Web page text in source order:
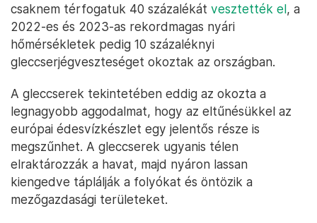
csaknem térfogatuk 40 százalékát vesztették el, a
2022-es és 2023-as rekordmagas nyári
hőmérsékletek pedig 10 százaléknyi
gleccserjégveszteséget okoztak az országban.
A gleccserek tekintetében eddig az okozta a
legnagyobb aggodalmat, hogy az eltűnésükkel az
európai édesvízkészlet egy jelentős része is
megszűnhet. A gleccserek ugyanis télen
elraktározzák a havat, majd nyáron lassan
kiengedve táplálják a folyókat és öntözik a
mezőgazdasági területeket.